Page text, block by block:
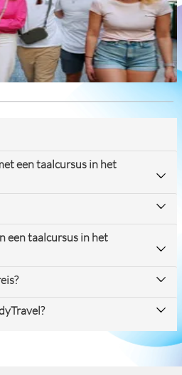
een taalcursus in het
een taalcursus in het